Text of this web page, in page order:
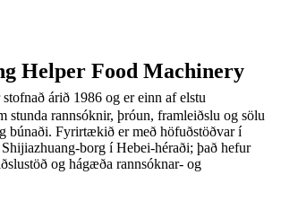
Helper Food Machinery
stofnað árið 1986 og er einn af elstu
stunda rannsóknir, þróun, framleiðslu og sölu
búnaði. Fyrirtækið er með höfuðstöðvar í
borg í Hebei-héraði; það hefur
og hágæða rannsóknar- og